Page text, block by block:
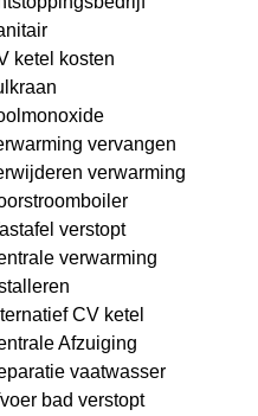
ketel kosten
vervangen
verwarming
verstopt
verwarming
CV ketel
Afzuiging
vaatwasser
bad verstopt